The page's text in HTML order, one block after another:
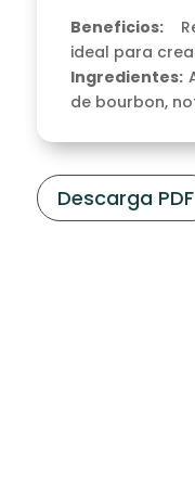
Beneficios:
ideal para
Ingredientes:
de bourbon,
Descarga PDF